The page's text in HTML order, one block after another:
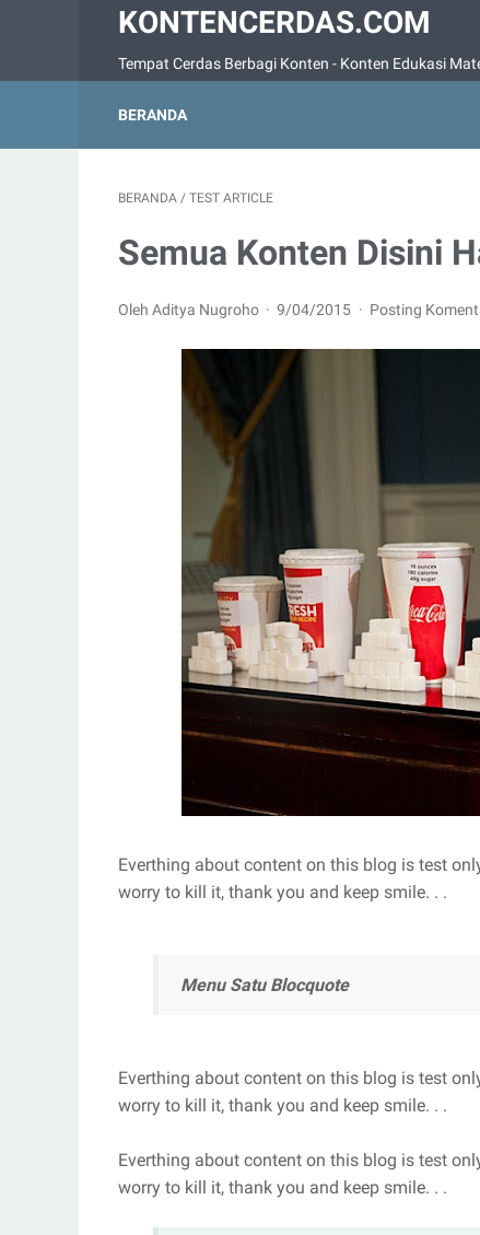
KONTENCERDAS.COM
Tempat Cerdas Berbagi Konten - Konten Edukasi
BERANDA
BERANDA / TEST ARTICLE
Semua Konten Disini
Oleh Aditya Nugroho 9/04/2015 Posting
Everthing about content on this blog is test
worry to kill it, thank you and keep smile. . .
Menu Satu Blocquote
Everthing about content on this blog is test
worry to kill it, thank you and keep smile. . .
Everthing about content on this blog is test
worry to kill it, thank you and keep smile. . .